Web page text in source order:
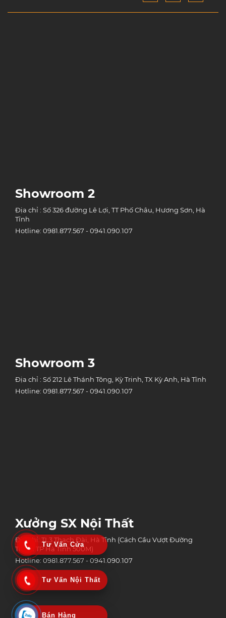
Showroom 2
Địa chỉ : Số 326 đường Lê Lợi, TT Phố Châu, Hương Sơn, Hà
Tĩnh
Hotline: 0981.877.567 - 0941.090.107
Showroom 3
Địa chỉ : Số 212 Lê Thánh Tông, Kỳ Trinh, TX Kỳ Anh, Hà Tĩnh
Hotline: 0981.877.567 - 0941.090.107
Xưởng SX Nội Thất
Địa chỉ: TL3 Thạch Đài, Hà Tĩnh (Cách Cầu Vượt Đường
Tránh TP Hà Tĩnh 500M)
Hotline: 0981.877.567 - 0941.090.107
Tư Vấn Cửa
Tư Vấn Nội Thất
Bán Hàng